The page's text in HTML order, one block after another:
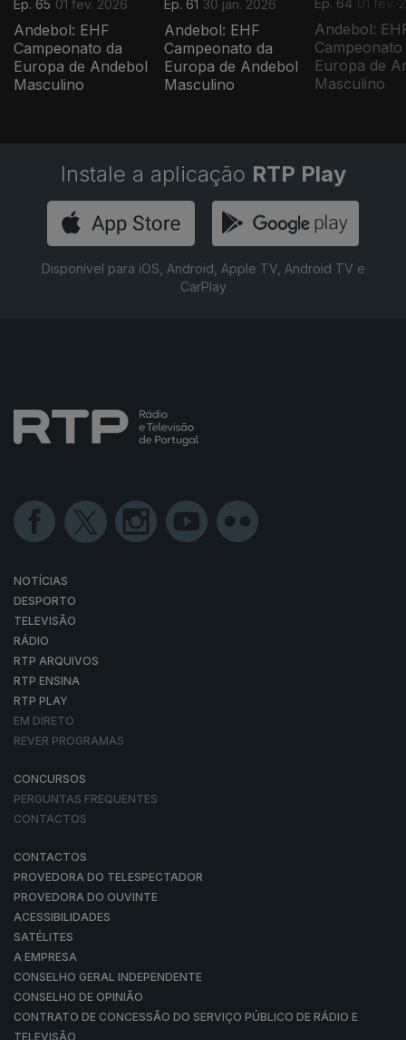
Ep. 65 01 fev. 2026
Andebol: EHF
Campeonato da
Europa de Andebol
Masculino
Ep. 61 30 jan. 2026
Andebol: EHF
Campeonato da
Europa de Andebol
Masculino
Andebol:
Campeonato
Europa de
Masculino
Instale a aplicação RTP Play
Disponível para iOS, Android, Apple TV, Android TV e
CarPlay
NOTÍCIAS
DESPORTO
TELEVISÃO
RÁDIO
RTP ARQUIVOS
RTP ENSINA
RTP PLAY
EM DIRETO
REVER PROGRAMAS
CONCURSOS
PERGUNTAS FREQUENTES
CONTACTOS
CONTACTOS
PROVEDORA DO TELESPECTADOR
PROVEDORA DO OUVINTE
ACESSIBILIDADES
SATÉLITES
A EMPRESA
CONSELHO GERAL INDEPENDENTE
CONSELHO DE OPINIÃO
CONTRATO DE CONCESSÃO DO SERVIÇO PÚBLICO DE RÁDIO E
TELEVISÃO